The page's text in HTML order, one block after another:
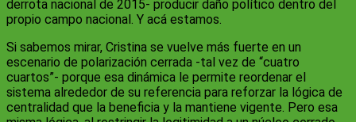
derrota nacional de 2015- producir daño político dentro del
propio campo nacional. Y acá estamos.
Si sabemos mirar, Cristina se vuelve más fuerte en un
escenario de polarización cerrada -tal vez de “cuatro
cuartos”- porque esa dinámica le permite reordenar el
sistema alrededor de su referencia para reforzar la lógica de
centralidad que la beneficia y la mantiene vigente. Pero esa